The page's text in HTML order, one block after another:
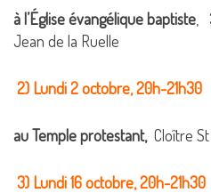
à l’Église évangélique baptiste
Jean de la Ruelle
2) Lundi 2 octobre, 20h-21h30
au Temple protestant, Cloître
3) Lundi 16 octobre, 20h-21h30